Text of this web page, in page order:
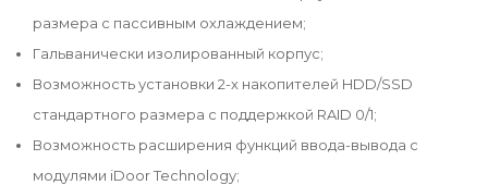
размера с пассивным охлаждением;
Гальванически изолированный корпус;
Возможность установки 2-х накопителей HDD/SSD
стандартного размера с поддержкой RAID 0/1;
Возможность расширения функций ввода-вывода с
модулями iDoor Technology;